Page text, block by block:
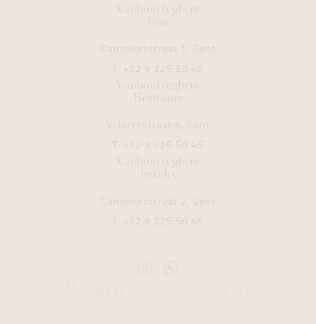
Vanhoutteghem
Time
Dampoortstraat 1, Gent
T. +32 9 225 50 45
Vanhoutteghem
Boutique
Voldersstraat 6, Gent
T. +32 9 225 50 45
Vanhoutteghem
Jewelry
Dampoortstraat 2, Gent
T. +32 9 225 50 45